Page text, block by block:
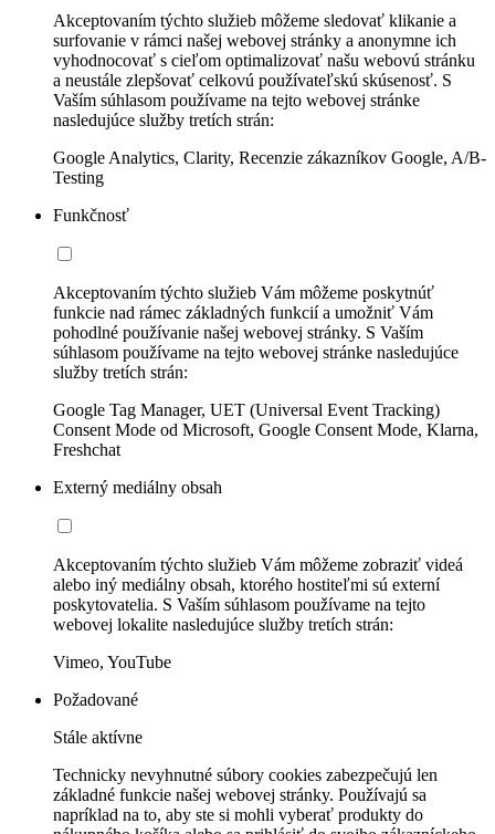
Akceptovaním týchto služieb môžeme sledovať klikanie a
surfovanie v rámci našej webovej stránky a anonymne ich
vyhodnocovať s cieľom optimalizovať našu webovú stránku
a neustále zlepšovať celkovú používateľskú skúsenosť. S
Vaším súhlasom používame na tejto webovej stránke
nasledujúce služby tretích strán:
Google Analytics, Clarity, Recenzie zákazníkov Google, A/B-
Testing
Funkčnosť
Akceptovaním týchto služieb Vám môžeme poskytnúť
funkcie nad rámec základných funkcií a umožniť Vám
pohodlné používanie našej webovej stránky. S Vaším
súhlasom používame na tejto webovej stránke nasledujúce
služby tretích strán:
Google Tag Manager, UET (Universal Event Tracking)
Consent Mode od Microsoft, Google Consent Mode, Klarna,
Freshchat
Externý mediálny obsah
Akceptovaním týchto služieb Vám môžeme zobraziť videá
alebo iný mediálny obsah, ktorého hostiteľmi sú externí
poskytovatelia. S Vaším súhlasom používame na tejto
webovej lokalite nasledujúce služby tretích strán:
Vimeo, YouTube
Požadované
Stále aktívne
Technicky nevyhnutné súbory cookies zabezpečujú len
základné funkcie našej webovej stránky. Používajú sa
napríklad na to, aby ste si mohli vyberať produkty do